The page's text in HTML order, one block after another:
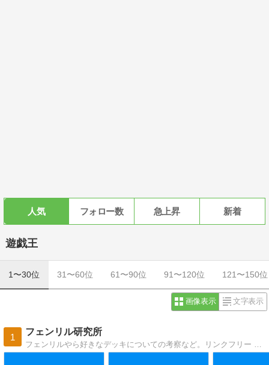
人気 フォロー数 急上昇 新着
遊戯王
1〜30位 31〜60位 61〜90位 91〜120位 121〜150位
画像表示 文字表示
1
フェンリル研究所